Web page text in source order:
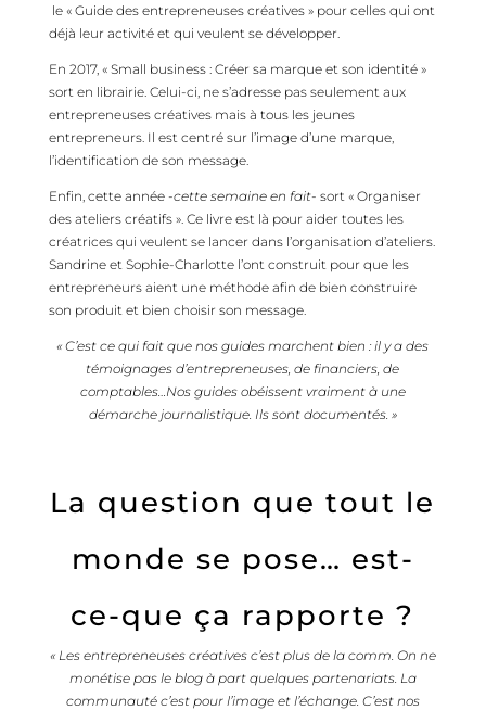
le « Guide des entrepreneuses créatives » pour celles qui ont
déjà leur activité et qui veulent se développer.
En 2017, « Small business : Créer sa marque et son identité »
sort en librairie. Celui-ci, ne s’adresse pas seulement aux
entrepreneuses créatives mais à tous les jeunes
entrepreneurs. Il est centré sur l’image d’une marque,
l’identification de son message.
Enfin, cette année -cette semaine en fait- sort « Organiser
des ateliers créatifs ». Ce livre est là pour aider toutes les
créatrices qui veulent se lancer dans l’organisation d’ateliers.
Sandrine et Sophie-Charlotte l’ont construit pour que les
entrepreneurs aient une méthode afin de bien construire
son produit et bien choisir son message.
« C’est ce qui fait que nos guides marchent bien : il y a des
témoignages d’entrepreneuses, de financiers, de
comptables…Nos guides obéissent vraiment à une
démarche journalistique. Ils sont documentés. »
La question que tout le
monde se pose… est-
ce-que ça rapporte ?
« Les entrepreneuses créatives c’est plus de la comm. On ne
monétise pas le blog à part quelques partenariats. La
communauté c’est pour l’image et l’échange. C’est nos